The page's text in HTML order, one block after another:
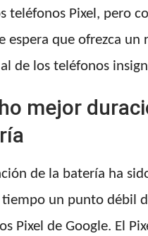
teléfonos Pixel, pero
espera que ofrezca
de los teléfonos
mejor
de la batería ha
un punto débil
Pixel de Google. El